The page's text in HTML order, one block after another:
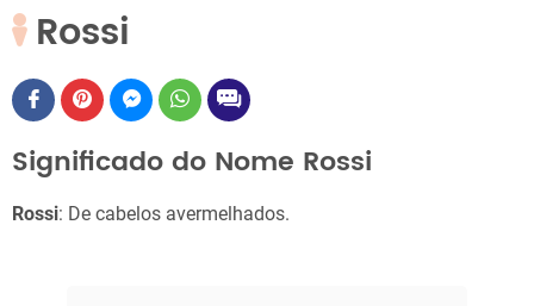
Rossi
Significado do Nome Rossi
Rossi: De cabelos avermelhados.